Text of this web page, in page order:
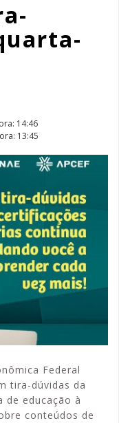
14:46
13:45
Federal
tira-dúvidas da
de educação à
conteúdos de